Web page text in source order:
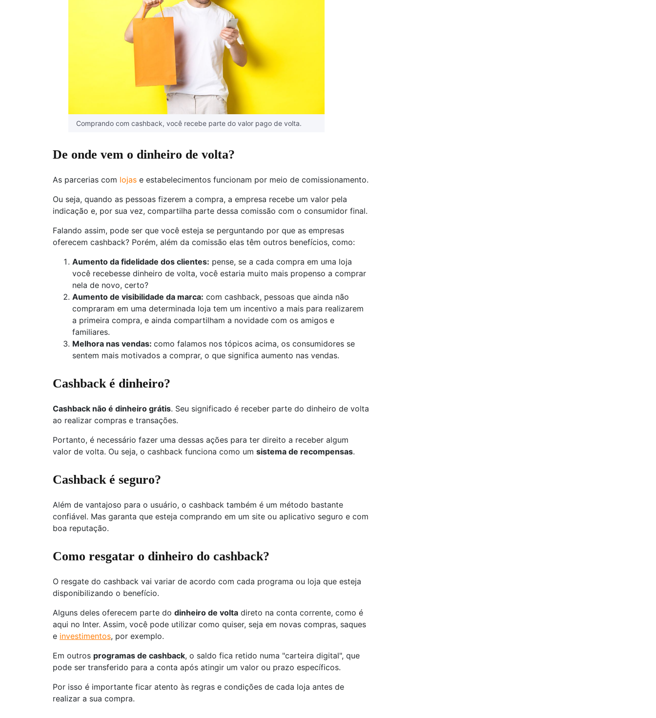
Comprando com cashback, você recebe parte do valor pago de volta.
De onde vem o dinheiro de volta?
As parcerias com lojas e estabelecimentos funcionam por meio de comissionamento.
Ou seja, quando as pessoas fizerem a compra, a empresa recebe um valor pela
indicação e, por sua vez, compartilha parte dessa comissão com o consumidor final.
Falando assim, pode ser que você esteja se perguntando por que as empresas
oferecem cashback? Porém, além da comissão elas têm outros benefícios, como:
Aumento da fidelidade dos clientes: pense, se a cada compra em uma loja
você recebesse dinheiro de volta, você estaria muito mais propenso a comprar
nela de novo, certo?
Aumento de visibilidade da marca: com cashback, pessoas que ainda não
compraram em uma determinada loja tem um incentivo a mais para realizarem
a primeira compra, e ainda compartilham a novidade com os amigos e
familiares.
Melhora nas vendas: como falamos nos tópicos acima, os consumidores se
sentem mais motivados a comprar, o que significa aumento nas vendas.
Cashback é dinheiro?
Cashback não é dinheiro grátis. Seu significado é receber parte do dinheiro de volta
ao realizar compras e transações.
Portanto, é necessário fazer uma dessas ações para ter direito a receber algum
valor de volta. Ou seja, o cashback funciona como um sistema de recompensas.
Cashback é seguro?
Além de vantajoso para o usuário, o cashback também é um método bastante
confiável. Mas garanta que esteja comprando em um site ou aplicativo seguro e com
boa reputação.
Como resgatar o dinheiro do cashback?
O resgate do cashback vai variar de acordo com cada programa ou loja que esteja
disponibilizando o benefício.
Alguns deles oferecem parte do dinheiro de volta direto na conta corrente, como é
aqui no Inter. Assim, você pode utilizar como quiser, seja em novas compras, saques
e investimentos, por exemplo.
Em outros programas de cashback, o saldo fica retido numa "carteira digital", que
pode ser transferido para a conta após atingir um valor ou prazo específicos.
Por isso é importante ficar atento às regras e condições de cada loja antes de
realizar a sua compra.